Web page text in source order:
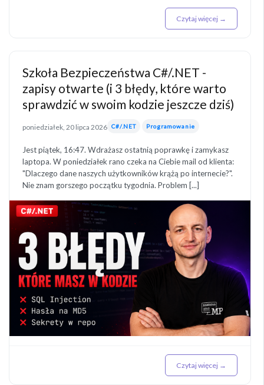
Czytaj więcej →
Szkoła Bezpieczeństwa C#/.NET -
zapisy otwarte (i 3 błędy, które warto
sprawdzić w swoim kodzie jeszcze dziś)
poniedziałek, 20 lipca 2026 C#/.NET Programowanie
Jest piątek, 16:47. Wdrażasz ostatnią poprawkę i zamykasz
laptopa. W poniedziałek rano czeka na Ciebie mail od klienta:
"Dlaczego dane naszych użytkowników krążą po internecie?".
Nie znam gorszego początku tygodnia. Problem [...]
Czytaj więcej →